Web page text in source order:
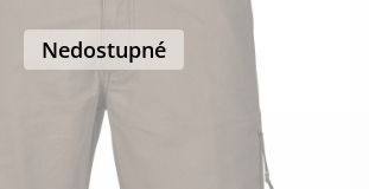
Nedostupné